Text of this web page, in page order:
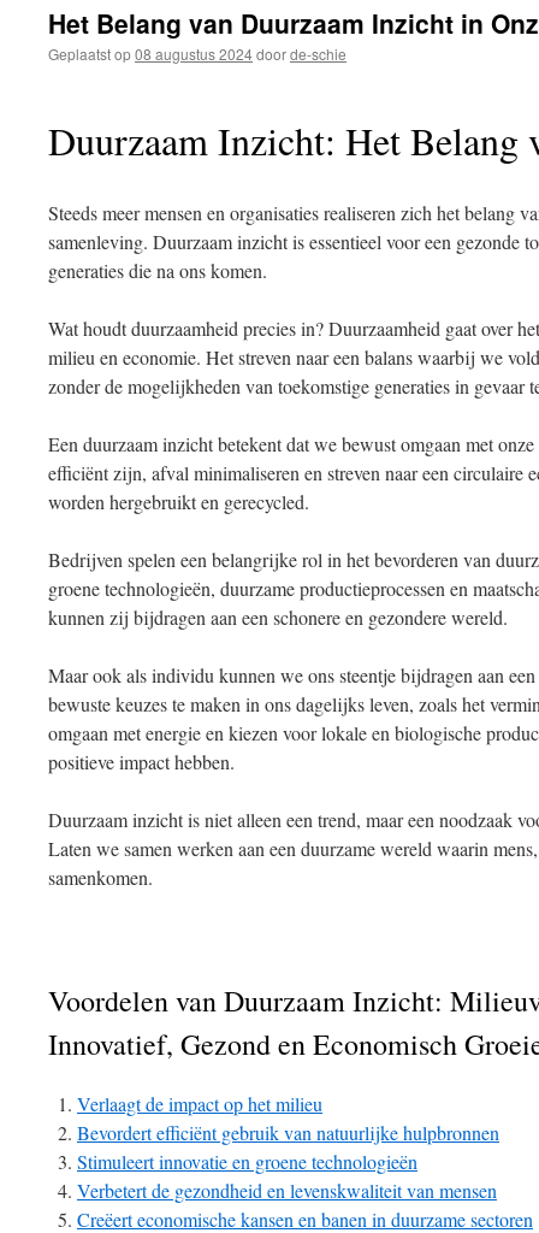
Het Belang van Duurzaam Inzicht in
Geplaatst op08 augustus 2024doorde-schie
Duurzaam Inzicht: Het Belang
Steeds meer mensen en organisaties realiseren zich het belang
samenleving. Duurzaam inzicht is essentieel voor een gezonde
generaties die na ons komen.
Wat houdt duurzaamheid precies in? Duurzaamheid gaat over
milieu en economie. Het streven naar een balans waarbij we
zonder de mogelijkheden van toekomstige generaties in gevaar
Een duurzaam inzicht betekent dat we bewust omgaan met
efficiënt zijn, afval minimaliseren en streven naar een circulaire
worden hergebruikt en gerecycled.
Bedrijven spelen een belangrijke rol in het bevorderen van
groene technologieën, duurzame productieprocessen en
kunnen zij bijdragen aan een schonere en gezondere wereld.
Maar ook als individu kunnen we ons steentje bijdragen aan
bewuste keuzes te maken in ons dagelijks leven, zoals het
omgaan met energie en kiezen voor lokale en biologische
positieve impact hebben.
Duurzaam inzicht is niet alleen een trend, maar een noodzaak
Laten we samen werken aan een duurzame wereld waarin
samenkomen.
Voordelen van Duurzaam Inzicht:
Innovatief, Gezond en Economisch
Verlaagt de impact op het milieu
Bevordert efficiënt gebruik van natuurlijke hulpbronnen
Stimuleert innovatie en groene technologieën
Verbetert de gezondheid en levenskwaliteit van mensen
Creëert economische kansen en banen in duurzame sectoren